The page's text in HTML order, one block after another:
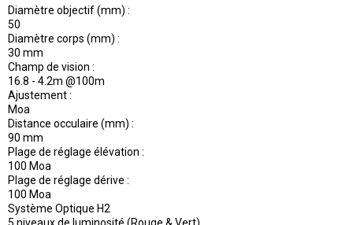
Diamètre objectif (mm) :
50
Diamètre corps (mm) :
30 mm
Champ de vision :
16.8 - 4.2m @100m
Ajustement :
Moa
Distance occulaire (mm) :
90 mm
Plage de réglage élévation :
100 Moa
Plage de réglage dérive :
100 Moa
Système Optique H2
5 niveaux de luminosité (Rouge & Vert)